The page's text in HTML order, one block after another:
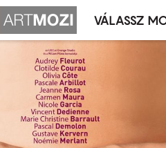
menü
VÁLASSZ